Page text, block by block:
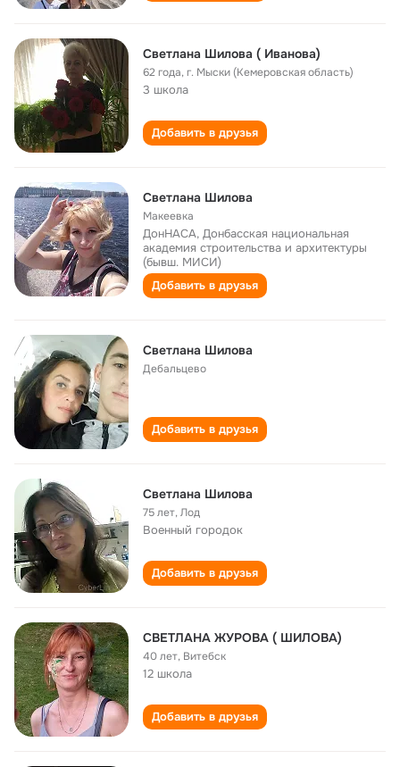
Светлана Шилова ( Иванова)
62 года,г. Мыски (Кемеровская область)
3 школа
Добавить в друзья
Светлана Шилова
Макеевка
ДонНАСА, Донбасская национальная
академия строительства и архитектуры
(бывш. МИСИ)
Добавить в друзья
Светлана Шилова
Дебальцево
Добавить в друзья
Светлана Шилова
75 лет,Лод
Военный городок
Добавить в друзья
СВЕТЛАНА ЖУРОВА ( ШИЛОВА)
40 лет, Витебск
12 школа
Добавить в друзья